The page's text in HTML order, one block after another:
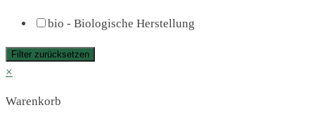
bio - Biologische Herstellung
Filter zurücksetzen
×
Warenkorb